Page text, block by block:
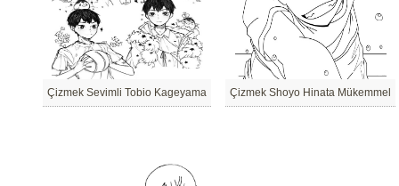
Çizmek Sevimli Tobio Kageyama Çizmek Shoyo Hinata Mükemmel